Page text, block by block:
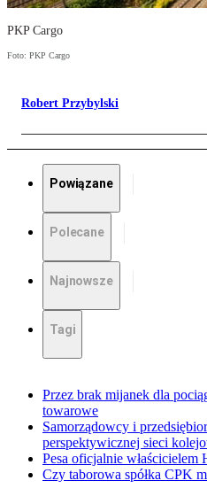
PKP Cargo
Foto: PKP Cargo
Robert Przybylski
Powiązane
Polecane
Najnowsze
Tagi
Przez brak mijanek dla
towarowe
Samorządowcy i
perspektywicznej sieci
Pesa oficjalnie właścicielem
Czy taborowa spółka CPK